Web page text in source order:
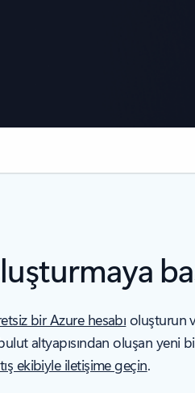
bir Azure hesabı oluşturun
altyapısından oluşan yeni
ekibiyle iletişime geçin.